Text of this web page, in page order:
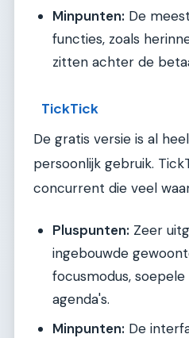
Minpunten: De
functies, zoals
zitten achter de
TickTick
De gratis versie is al
persoonlijk gebruik.
concurrent die veel
Pluspunten: Zeer
ingebouwde
focusmodus,
agenda's.
Minpunten: De